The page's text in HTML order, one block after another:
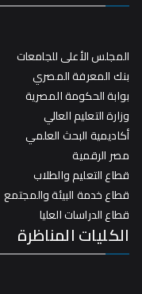
المجلس الأعلى للجامعات
بنك المعرفة المصري
بوابة الحكومة المصرية
وزارة التعليم العالي
أكاديمية البحث العلمي
مصر الرقمية
قطاع التعليم والطلاب
قطاع خدمة البيئة والمجتمع
قطاع الدراسات العليا
الكليات المناظرة